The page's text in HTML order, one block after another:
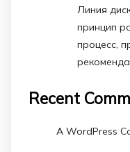
Линия
принцип
процесс,
Recent
A WordPress